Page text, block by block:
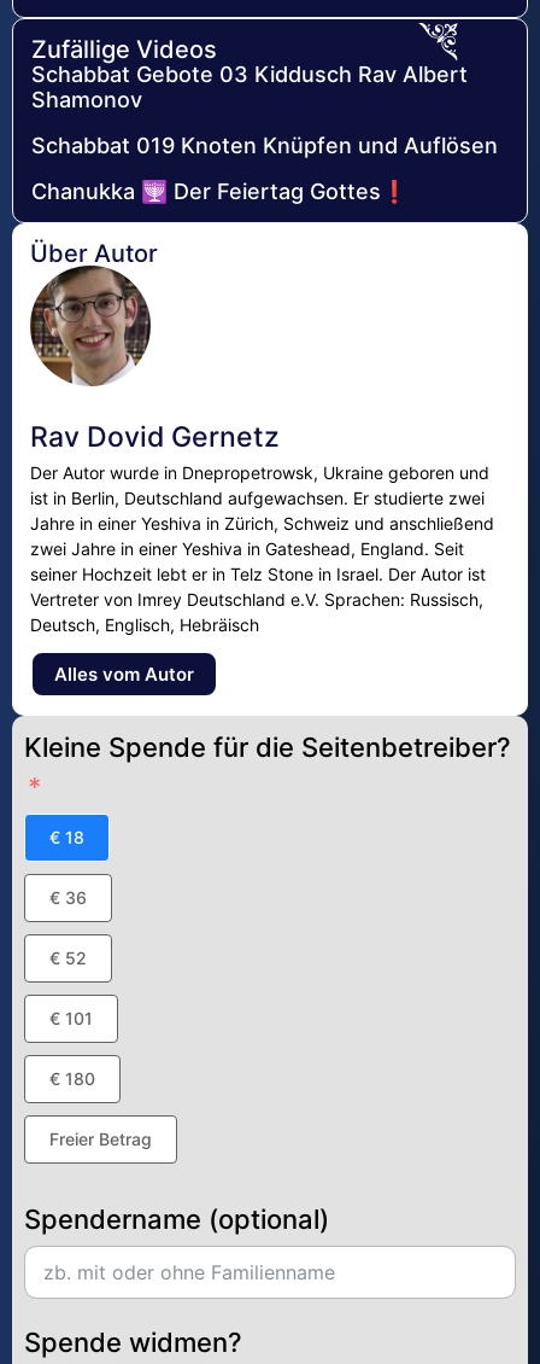
Zufällige Videos
Schabbat Gebote 03 Kiddusch Rav Albert
Shamonov
Schabbat 019 Knoten Knüpfen und Auflösen
Chanukka 🕎 Der Feiertag Gottes❗
Über Autor
Rav Dovid Gernetz
Der Autor wurde in Dnepropetrowsk, Ukraine geboren und
ist in Berlin, Deutschland aufgewachsen. Er studierte zwei
Jahre in einer Yeshiva in Zürich, Schweiz und anschließend
zwei Jahre in einer Yeshiva in Gateshead, England. Seit
seiner Hochzeit lebt er in Telz Stone in Israel. Der Autor ist
Vertreter von Imrey Deutschland e.V. Sprachen: Russisch,
Deutsch, Englisch, Hebräisch
Alles vom Autor
Kleine Spende für die Seitenbetreiber?
€ 18
€ 36
€ 52
€ 101
€ 180
Freier Betrag
Spendername (optional)
Spende widmen?